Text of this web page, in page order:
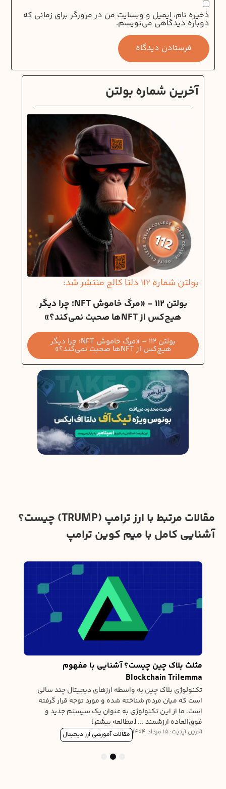
ذخیره نام، ایمیل و وبسایت من در مرورگر برای زمانی که
دوباره دیدگاهی می‌نویسم.
آخرین شماره بولتن
بولتن شماره 112 دلتا کالج منتشر شد:
بولتن 112 - «مرگ خاموش NFT؛ چرا دیگر
هیچ‌کس از NFTها صحبت نمی‌کند؟»
بولتن 112 – «مرگ خاموش NFT؛ چرا دیگر
هیچ‌کس از NFTها صحبت نمی‌کند؟»
مقالات مرتبط با ارز ترامپ (TRUMP) چیست؟
آشنایی کامل با میم کوین ترامپ
مثلث بلاک چین چیست؟ آشنایی با مفهوم
Blockchain Trilemma
تکنولوژی بلاک چین به واسطه ارزهای دیجیتال چند سالی
است که میان مردم شناخته شده و مورد توجه قرار گرفته
است. ما از این تکنولوژی به عنوان یک سیستم جدید و
فوق‌العاده ارزشمند ... [مطالعه بیشتر]
مقالات آموزشی ارز دیجیتال آخرین آپدیت: 15 مرداد 1404